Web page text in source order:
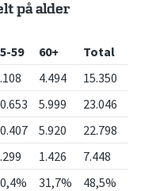
på alder
59 60+
Total
4.494
15.350
5.999
23.046
5.920
22.798
1.426
7.448
31,7% 48,5%